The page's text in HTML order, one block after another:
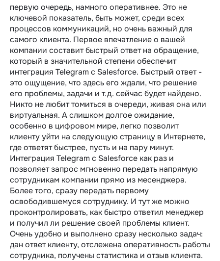
первую очередь, намного оперативнее. Это не
ключевой показатель, быть может, среди всех
процессов коммуникаций, но очень важный для
самого клиента. Первое впечатление о вашей
компании составит быстрый ответ на обращение,
который в значительной степени обеспечит
интеграция Telegram c Salesforce. Быстрый ответ -
это ощущение, что здесь его ждали, что решение
его проблемы, задачи и т.д. сейчас будет найдено.
Никто не любит томиться в очереди, живая она или
виртуальная. А слишком долгое ожидание,
особенно в цифровом мире, легко позволит
клиенту уйти на следующую страницу в Интернете,
где ответят быстрее, пусть и на пару минут.
Интеграция Telegram c Salesforce как раз и
позволяет запрос мгновенно передать напрямую
сотрудникам компании прямо из месенджера.
Более того, сразу передать первому
освободившемуся сотруднику. И тут же можно
проконтролировать, как быстро ответил менеджер
и получил ли решение своей проблемы клиент.
Очень удобно и выполнено сразу несколько задач:
дан ответ клиенту, отслежена оперативность работы
сотрудника, получены статистика и отзыв клиента.